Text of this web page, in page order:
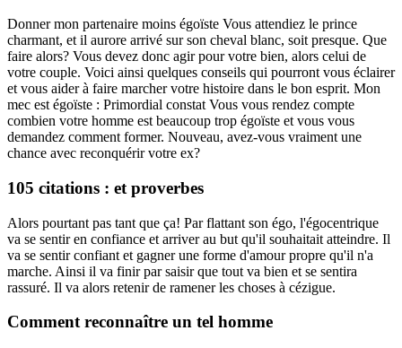
Donner mon partenaire moins égoïste Vous attendiez le prince
charmant, et il aurore arrivé sur son cheval blanc, soit presque. Que
faire alors? Vous devez donc agir pour votre bien, alors celui de
votre couple. Voici ainsi quelques conseils qui pourront vous éclairer
et vous aider à faire marcher votre histoire dans le bon esprit. Mon
mec est égoïste : Primordial constat Vous vous rendez compte
combien votre homme est beaucoup trop égoïste et vous vous
demandez comment former. Nouveau, avez-vous vraiment une
chance avec reconquérir votre ex?
105 citations : et proverbes
Alors pourtant pas tant que ça! Par flattant son égo, l'égocentrique
va se sentir en confiance et arriver au but qu'il souhaitait atteindre. Il
va se sentir confiant et gagner une forme d'amour propre qu'il n'a
marche. Ainsi il va finir par saisir que tout va bien et se sentira
rassuré. Il va alors retenir de ramener les choses à cézigue.
Comment reconnaître un tel homme